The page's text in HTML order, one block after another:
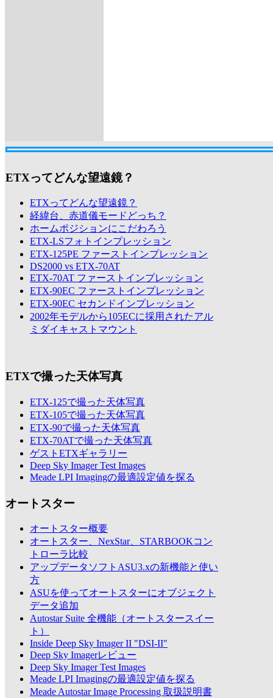
ETXってどんな望遠鏡？
ETXってどんな望遠鏡？
経緯台、赤道儀モードどっち？
ホームポジションにこだわろう
ETX-LSフォトインプレッション
ETX-125PE ファーストインプレッション
DS2000 vs ETX-70AT
ETX-70AT ファーストインプレッション
ETX-90EC ファーストインプレッション
ETX-90EC セカンドインプレッション
2002年モデルから105ECに採用されたアル
ミダイキャストマウント
ETXで撮った天体写真
ETX-125で撮った天体写真
ETX-105で撮った天体写真
ETX-90で撮った天体写真
ETX-70ATで撮った天体写真
ゲストETXギャラリー
Deep Sky Imager Test Images
Meade LPI Imagingの最適設定値を探る
オートスター
オートスター概要
オートスター、NexStar、STARBOOKコン
トローラ比較
アップデータソフトASU3.xの新機能と使い
方
ASUを使ってオートスターにオブジェクト
データ追加
Autostar Suite 全機能（オートスタースイー
ト）
Inside Deep Sky Imager II "DSI-II"
Deep Sky Imagerレビュー
Deep Sky Imager Test Images
Meade LPI Imagingの最適設定値を探る
Meade Autostar Image Processing 取扱説明書